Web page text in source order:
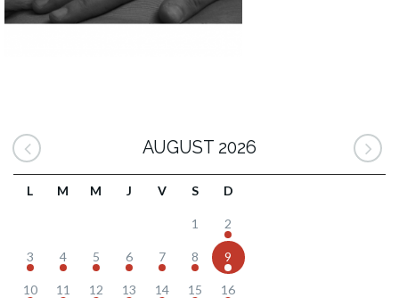
AUGUST 2026
L M M J V S D
1 2
3 4 5 6 7 8 9
10 11 12 13 14 15 16